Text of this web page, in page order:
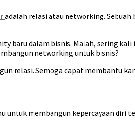
adalah relasi atau networking.
dalam bisnis. Malah, sering kali
networking untuk bisnis?
relasi. Semoga dapat membantu
membangun kepercayaan diri